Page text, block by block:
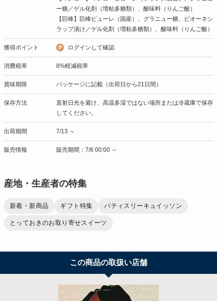
ー糖／ゲル化剤（増粘多糖類）、酸味料（りんご酸）
【巨峰】巨峰ピューレ（国産）、グラニュー糖、ピオーネシ
ラップ漬け／ゲル化剤（増粘多糖類）、酸味料（りんご酸）
獲得ポイント ログインして確認
消費税率 8%軽減税率
賞味期限 パッケージに記載（出荷日から21日間）
保存方法
直射日光を避け、高温多湿ではない場所または冷蔵庫で保存
してください。
出荷期間 7/13 ～
販売情報 販売期間：7/6 00:00 ～
産地・生産者の特集
新着・新商品 ギフト特集 パティスリーキュイッソン
とっておきのお取り寄せスイーツ
この商品の取扱い店舗